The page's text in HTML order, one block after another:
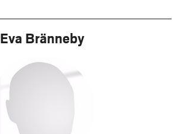
Eva Bränneby